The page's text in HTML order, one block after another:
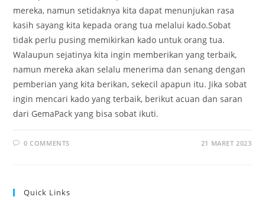
mereka, namun setidaknya kita dapat menunjukan rasa
kasih sayang kita kepada orang tua melalui kado.Sobat
tidak perlu pusing memikirkan kado untuk orang tua.
Walaupun sejatinya kita ingin memberikan yang terbaik,
namun mereka akan selalu menerima dan senang dengan
pemberian yang kita berikan, sekecil apapun itu. Jika sobat
ingin mencari kado yang terbaik, berikut acuan dan saran
dari GemaPack yang bisa sobat ikuti.
0 COMMENTS 21 MARET 2023
Quick Links